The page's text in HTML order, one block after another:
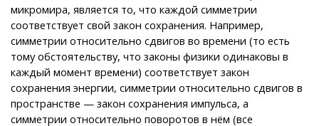
микромира, является то, что каждой симметрии
соответствует свой закон сохранения. Например,
симметрии относительно сдвигов во времени (то есть
тому обстоятельству, что законы физики одинаковы в
каждый момент времени) соответствует закон
сохранения энергии, симметрии относительно сдвигов в
пространстве — закон сохранения импульса, а
симметрии относительно поворотов в нём (все